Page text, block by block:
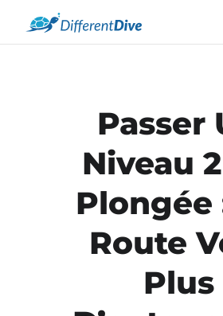
Passer
Niveau
Plongée
Route
Plus